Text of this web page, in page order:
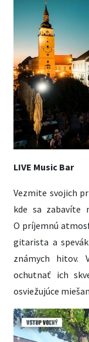
LIVE Music Bar
Vezmite svojich
kde sa zabavíte
O príjemnú
gitarista a
známych hitov.
ochutnať ich
osviežujúce